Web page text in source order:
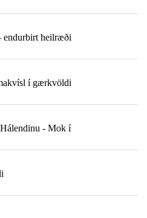
endurbirt heilræði
í gærkvöldi
- Mok í